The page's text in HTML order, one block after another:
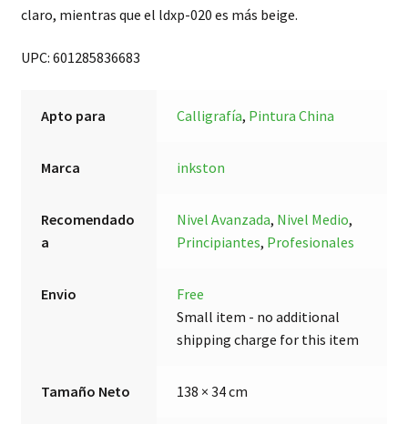
claro, mientras que el ldxp-020 es más beige.
UPC: 601285836683
Apto para Calligrafía, Pintura China
Marca inkston
Recomendado
a
Nivel Avanzada, Nivel Medio,
Principiantes, Profesionales
Envio
Free
Small item - no additional
shipping charge for this item
Tamaño Neto 138 × 34 cm